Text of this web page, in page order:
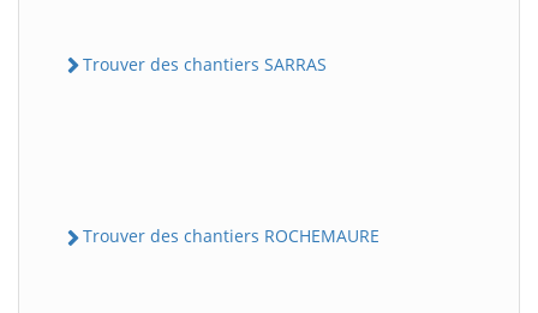
Trouver des chantiers SARRAS
Trouver des chantiers ROCHEMAURE